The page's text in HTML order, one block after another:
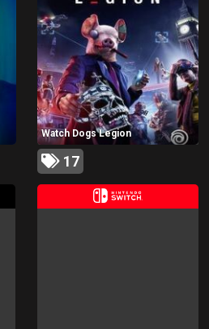
Watch Dogs Legion
17